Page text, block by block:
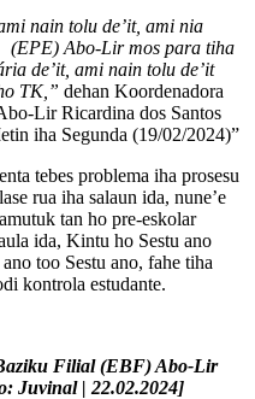
nain tolu de’it, ami nia
(EPE) Abo-Lir mos para tiha
de’it, ami nain tolu de’it
TK,” dehan Koordenadora
Lir Ricardina dos Santos
iha Segunda (19/02/2024)”
tebes problema iha prosesu
rua iha salaun ida, nune’e
tan ho pre-eskolar
ida, Kintu ho Sestu ano
too Sestu ano, fahe tiha
kontrola estudante.
Filial (EBF) Abo-Lir
Juvinal | 22.02.2024]